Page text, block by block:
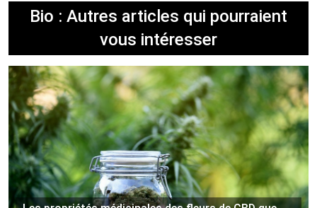
Bio : Autres articles qui pourraient
vous intéresser